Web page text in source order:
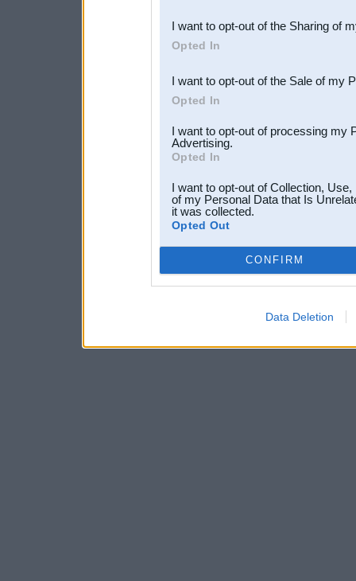
Downstream Participants
third parties.
I want to opt-out of the Sharing of
Opted In
I want to opt-out of the Sale of my
Opted In
I want to opt-out of processing my
Advertising.
Opted In
I want to opt-out of Collection,
of my Personal Data that Is
it was collected.
Opted Out
CONFIRM
Data Deletion